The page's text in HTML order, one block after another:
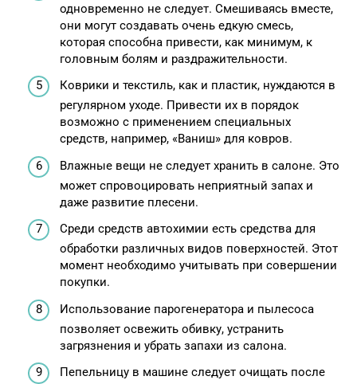
одновременно не следует. Смешиваясь вместе,
они могут создавать очень едкую смесь,
которая способна привести, как минимум, к
головным болям и раздражительности.
Коврики и текстиль, как и пластик, нуждаются в
регулярном уходе. Привести их в порядок
возможно с применением специальных
средств, например, «Ваниш» для ковров.
Влажные вещи не следует хранить в салоне. Это
может спровоцировать неприятный запах и
даже развитие плесени.
Среди средств автохимии есть средства для
обработки различных видов поверхностей. Этот
момент необходимо учитывать при совершении
покупки.
Использование парогенератора и пылесоса
позволяет освежить обивку, устранить
загрязнения и убрать запахи из салона.
Пепельницу в машине следует очищать после